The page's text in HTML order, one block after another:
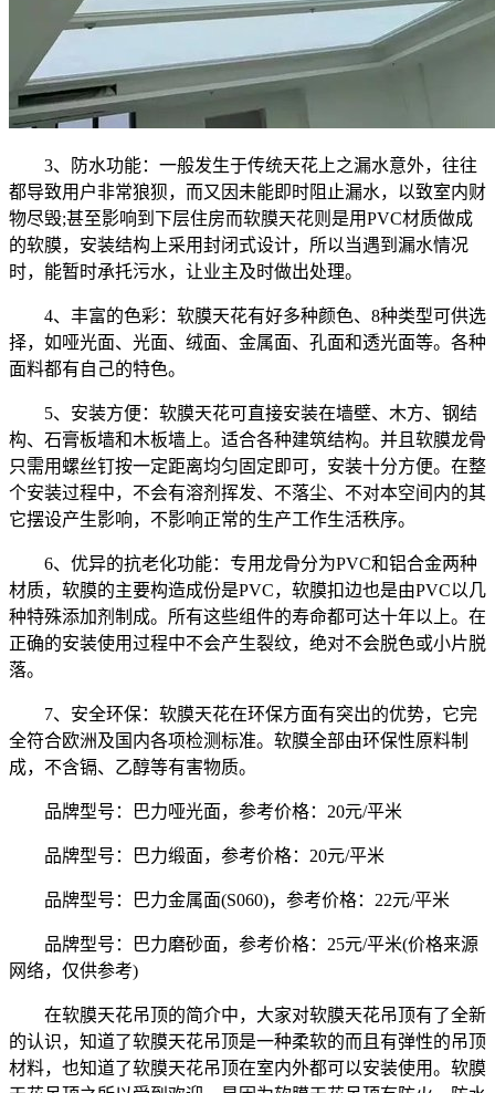
3、防水功能：一般发生于传统天花上之漏水意外，往往
都导致用户非常狼狈，而又因未能即时阻止漏水，以致室内财
物尽毁;甚至影响到下层住房而软膜天花则是用PVC材质做成
的软膜，安装结构上采用封闭式设计，所以当遇到漏水情况
时，能暂时承托污水，让业主及时做出处理。
4、丰富的色彩：软膜天花有好多种颜色、8种类型可供选
择，如哑光面、光面、绒面、金属面、孔面和透光面等。各种
面料都有自己的特色。
5、安装方便：软膜天花可直接安装在墙壁、木方、钢结
构、石膏板墙和木板墙上。适合各种建筑结构。并且软膜龙骨
只需用螺丝钉按一定距离均匀固定即可，安装十分方便。在整
个安装过程中，不会有溶剂挥发、不落尘、不对本空间内的其
它摆设产生影响，不影响正常的生产工作生活秩序。
6、优异的抗老化功能：专用龙骨分为PVC和铝合金两种
材质，软膜的主要构造成份是PVC，软膜扣边也是由PVC以几
种特殊添加剂制成。所有这些组件的寿命都可达十年以上。在
正确的安装使用过程中不会产生裂纹，绝对不会脱色或小片脱
落。
7、安全环保：软膜天花在环保方面有突出的优势，它完
全符合欧洲及国内各项检测标准。软膜全部由环保性原料制
成，不含镉、乙醇等有害物质。
品牌型号：巴力哑光面，参考价格：20元/平米
品牌型号：巴力缎面，参考价格：20元/平米
品牌型号：巴力金属面(S060)，参考价格：22元/平米
品牌型号：巴力磨砂面，参考价格：25元/平米(价格来源
网络，仅供参考)
在软膜天花吊顶的简介中，大家对软膜天花吊顶有了全新
的认识，知道了软膜天花吊顶是一种柔软的而且有弹性的吊顶
材料，也知道了软膜天花吊顶在室内外都可以安装使用。软膜